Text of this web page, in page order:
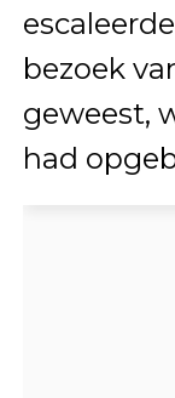
bezoek
geweest,
had